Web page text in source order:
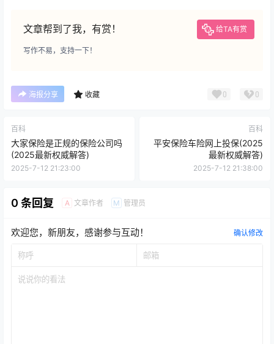
文章帮到了我，有赏！ 给TA有赏
写作不易，支持一下！
海报分享 收藏 0 0
百科
大家保险是正规的保险公司吗
(2025最新权威解答)
2025-7-12 21:23:00
百科
平安保险车险网上投保(2025
最新权威解答)
2025-7-12 21:38:00
0 条回复 A 文章作者 M 管理员
欢迎您，新朋友，感谢参与互动！ 确认修改